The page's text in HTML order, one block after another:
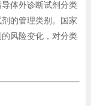
体外诊断试剂分类
的管理类别。国家
风险变化，对分类